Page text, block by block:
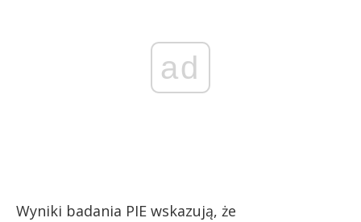
ad
Wyniki badania PIE wskazują, że